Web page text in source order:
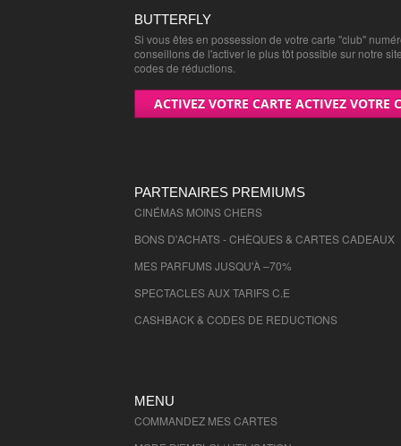
Orne - 61000 , (fr)
Pas de Calais - 62000 , (fr)
Puy de Dome
Pyrenees Atlantiques - 64000 , (fr)
Hautes Pyrenees - 65000 , (fr)
Haut Rhin - 68000 , (fr)
Rhone - 69000 , (fr)
Haute Saone - 70000 , (fr)
Saone et Loire - 71000 , (fr)
Seine et Marne
Yvelines - 78000 , (fr)
BUTTERFLY
Si vous êtes en possession de votre carte "club"
conseillons de l'activer le plus tôt possible sur notre
codes de réductions.
ACTIVEZ VOTRE CARTE ACTIVEZ VOTRE
PARTENAIRES PREMIUMS
CINÉMAS MOINS CHERS
BONS D'ACHATS - CHÈQUES & CARTES CADEAUX
MES PARFUMS JUSQU'À –70%
SPECTACLES AUX TARIFS C.E
CASHBACK & CODES DE REDUCTIONS
MENU
COMMANDEZ MES CARTES